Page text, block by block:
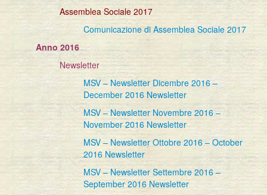
Assemblea Sociale 2017
Comunicazione di Assemblea Sociale 2017
Anno 2016
Newsletter
MSV – Newsletter Dicembre 2016 –
December 2016 Newsletter
MSV – Newsletter Novembre 2016 –
November 2016 Newsletter
MSV – Newsletter Ottobre 2016 – October
2016 Newsletter
MSV – Newsletter Settembre 2016 –
September 2016 Newsletter